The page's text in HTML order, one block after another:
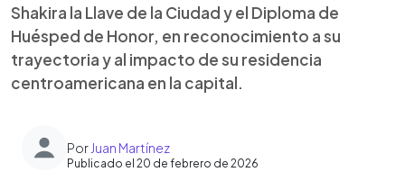
Shakira la Llave de la Ciudad y el Diploma de
Huésped de Honor, en reconocimiento a su
trayectoria y al impacto de su residencia
centroamericana en la capital.
Por Juan Martínez
Publicado el 20 de febrero de 2026